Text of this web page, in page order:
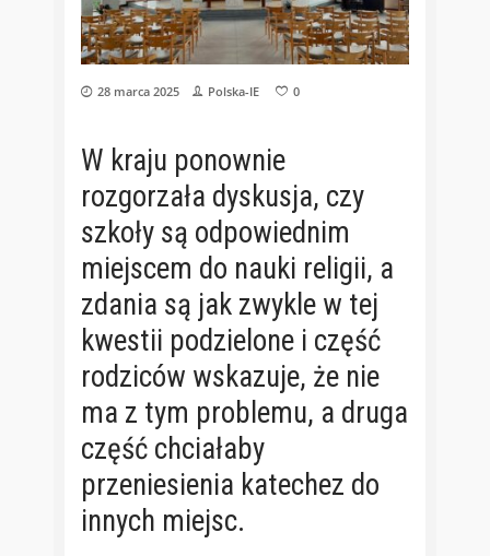
28 marca 2025 Polska-IE 0
W kraju ponownie
rozgorzała dyskusja, czy
szkoły są odpowiednim
miejscem do nauki religii, a
zdania są jak zwykle w tej
kwestii podzielone i część
rodziców wskazuje, że nie
ma z tym problemu, a druga
część chciałaby
przeniesienia katechez do
innych miejsc.